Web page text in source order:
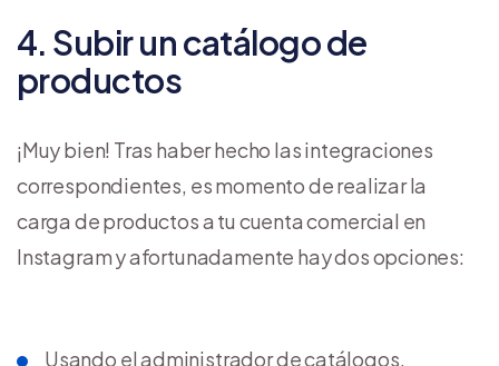
4. Subir un catálogo de
productos
¡Muy bien! Tras haber hecho las integraciones
correspondientes, es momento de realizar la
carga de productos a tu cuenta comercial en
Instagram y afortunadamente hay dos opciones:
Usando el administrador de catálogos.